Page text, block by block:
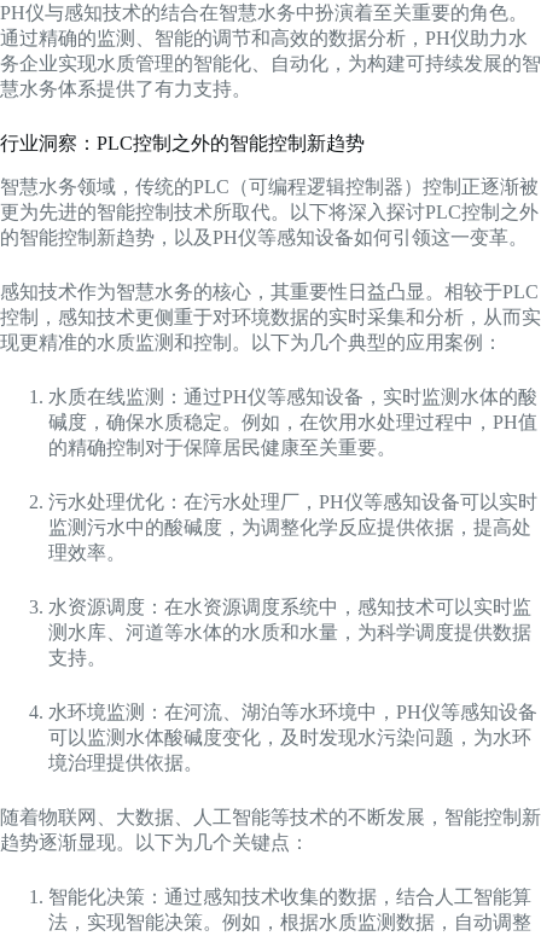
PH仪与感知技术的结合在智慧水务中扮演着至关重要的角色。
通过精确的监测、智能的调节和高效的数据分析，PH仪助力水
务企业实现水质管理的智能化、自动化，为构建可持续发展的智
慧水务体系提供了有力支持。
行业洞察：PLC控制之外的智能控制新趋势
智慧水务领域，传统的PLC（可编程逻辑控制器）控制正逐渐被
更为先进的智能控制技术所取代。以下将深入探讨PLC控制之外
的智能控制新趋势，以及PH仪等感知设备如何引领这一变革。
感知技术作为智慧水务的核心，其重要性日益凸显。相较于PLC
控制，感知技术更侧重于对环境数据的实时采集和分析，从而实
现更精准的水质监测和控制。以下为几个典型的应用案例：
水质在线监测：通过PH仪等感知设备，实时监测水体的酸
碱度，确保水质稳定。例如，在饮用水处理过程中，PH值
的精确控制对于保障居民健康至关重要。
污水处理优化：在污水处理厂，PH仪等感知设备可以实时
监测污水中的酸碱度，为调整化学反应提供依据，提高处
理效率。
水资源调度：在水资源调度系统中，感知技术可以实时监
测水库、河道等水体的水质和水量，为科学调度提供数据
支持。
水环境监测：在河流、湖泊等水环境中，PH仪等感知设备
可以监测水体酸碱度变化，及时发现水污染问题，为水环
境治理提供依据。
随着物联网、大数据、人工智能等技术的不断发展，智能控制新
趋势逐渐显现。以下为几个关键点：
智能化决策：通过感知技术收集的数据，结合人工智能算
法，实现智能决策。例如，根据水质监测数据，自动调整